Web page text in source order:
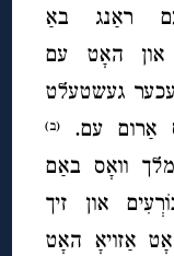
ראַנג באַ
און האָט עם
געשטעלט
אַרום עם.
(ב)
וואָס באַם
און זיך
אַזויאָ האָט